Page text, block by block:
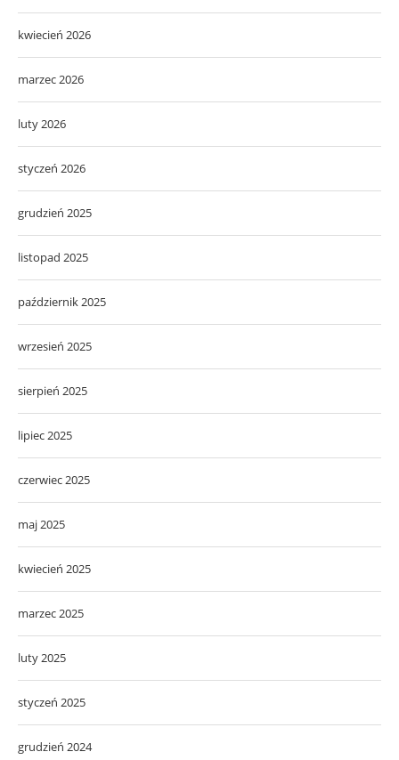
kwiecień 2026
marzec 2026
luty 2026
styczeń 2026
grudzień 2025
listopad 2025
październik 2025
wrzesień 2025
sierpień 2025
lipiec 2025
czerwiec 2025
maj 2025
kwiecień 2025
marzec 2025
luty 2025
styczeń 2025
grudzień 2024